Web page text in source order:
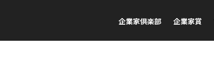
企業家倶楽部 企業家賞